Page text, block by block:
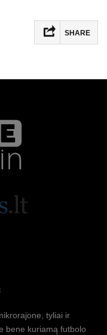
SHARE
tyliai ir
bene kuriamą futbolo